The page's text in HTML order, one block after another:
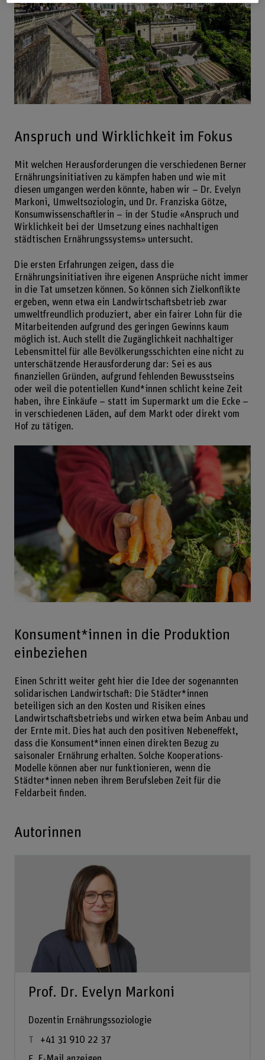
Anspruch und Wirklichkeit im Fokus
Mit welchen Herausforderungen die verschiedenen Berner
Ernährungsinitiativen zu kämpfen haben und wie mit
diesen umgangen werden könnte, haben wir – Dr. Evelyn
Markoni, Umweltsoziologin, und Dr. Franziska Götze,
Konsumwissenschaftlerin – in der Studie «Anspruch und
Wirklichkeit bei der Umsetzung eines nachhaltigen
städtischen Ernährungssystems» untersucht.
Die ersten Erfahrungen zeigen, dass die
Ernährungsinitiativen ihre eigenen Ansprüche nicht immer
in die Tat umsetzen können. So können sich Zielkonflikte
ergeben, wenn etwa ein Landwirtschaftsbetrieb zwar
umweltfreundlich produziert, aber ein fairer Lohn für die
Mitarbeitenden aufgrund des geringen Gewinns kaum
möglich ist. Auch stellt die Zugänglichkeit nachhaltiger
Lebensmittel für alle Bevölkerungsschichten eine nicht zu
unterschätzende Herausforderung dar: Sei es aus
finanziellen Gründen, aufgrund fehlenden Bewusstseins
oder weil die potentiellen Kund*innen schlicht keine Zeit
haben, ihre Einkäufe – statt im Supermarkt um die Ecke –
in verschiedenen Läden, auf dem Markt oder direkt vom
Hof zu tätigen.
Konsument*innen in die Produktion
einbeziehen
Einen Schritt weiter geht hier die Idee der sogenannten
solidarischen Landwirtschaft: Die Städter*innen
beteiligen sich an den Kosten und Risiken eines
Landwirtschaftsbetriebs und wirken etwa beim Anbau und
der Ernte mit. Dies hat auch den positiven Nebeneffekt,
dass die Konsument*innen einen direkten Bezug zu
saisonaler Ernährung erhalten. Solche Kooperations-
Modelle können aber nur funktionieren, wenn die
Städter*innen neben ihrem Berufsleben Zeit für die
Feldarbeit finden.
Autorinnen
Prof. Dr. Evelyn Markoni
Dozentin Ernährungssoziologie
+41 31 910 22 37